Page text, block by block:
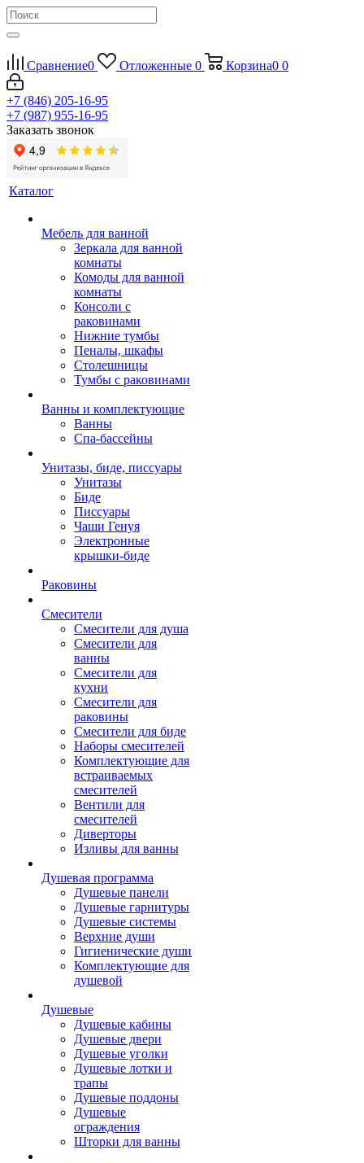
Сравнение0 Отложенные 0 Корзина0 0
+7 (846) 205-16-95
+7 (987) 955-16-95
Заказать звонок
Каталог
Мебель для ванной
Зеркала для ванной
комнаты
Комоды для ванной
комнаты
Консоли с
раковинами
Нижние тумбы
Пеналы, шкафы
Столешницы
Тумбы с раковинами
Ванны и комплектующие
Ванны
Спа-бассейны
Унитазы, биде, писсуары
Унитазы
Биде
Писсуары
Чаши Генуя
Электронные
крышки-биде
Раковины
Смесители
Смесители для душа
Смесители для
ванны
Смесители для
кухни
Смесители для
раковины
Смесители для биде
Наборы смесителей
Комплектующие для
встраиваемых
смесителей
Вентили для
смесителей
Диверторы
Изливы для ванны
Душевая программа
Душевые панели
Душевые гарнитуры
Душевые системы
Верхние души
Гигиенические души
Комплектующие для
душевой
Душевые
Душевые кабины
Душевые двери
Душевые уголки
Душевые лотки и
трапы
Душевые поддоны
Душевые
ограждения
Шторки для ванны